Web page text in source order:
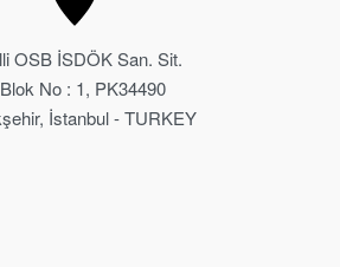
OSB İSDÖK San. Sit.
No : 1, PK34490
İstanbul - TURKEY